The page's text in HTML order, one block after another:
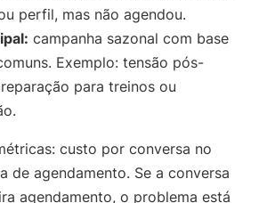
perfil, mas não agendou.
campanha sazonal com base
Exemplo: tensão pós-
para treinos ou
custo por conversa no
de agendamento. Se a conversa
agendamento, o problema está